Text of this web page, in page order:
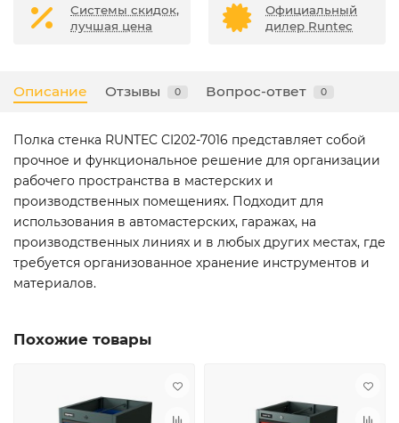
Системы скидок,
лучшая цена
Официальный
дилер Runtec
Описание Отзывы 0 Вопрос-ответ 0
Полка стенка RUNTEC CI202-7016 представляет собой
прочное и функциональное решение для организации
рабочего пространства в мастерских и
производственных помещениях. Подходит для
использования в автомастерских, гаражах, на
производственных линиях и в любых других местах, где
требуется организованное хранение инструментов и
материалов.
Похожие товары